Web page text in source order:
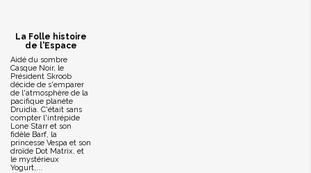
La Folle histoire
de l'Espace
Aidé du sombre
Casque Noir, le
Président Skroob
décide de s'emparer
de l'atmosphère de la
pacifique planète
Druidia. C'était sans
compter l'intrépide
Lone Starr et son
fidèle Barf, la
princesse Vespa et son
droïde Dot Matrix, et
le mystérieux
Yogurt,...